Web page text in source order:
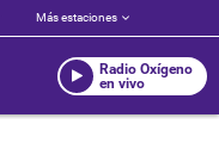
Más estaciones
Radio Oxígeno
en vivo